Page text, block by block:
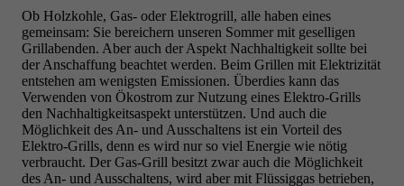
Ob Holzkohle, Gas- oder Elektrogrill, alle haben eines
gemeinsam: Sie bereichern unseren Sommer mit geselligen
Grillabenden. Aber auch der Aspekt Nachhaltigkeit sollte bei
der Anschaffung beachtet werden. Beim Grillen mit Elektrizität
entstehen am wenigsten Emissionen. Überdies kann das
Verwenden von Ökostrom zur Nutzung eines Elektro-Grills
den Nachhaltigkeitsaspekt unterstützen. Und auch die
Möglichkeit des An- und Ausschaltens ist ein Vorteil des
Elektro-Grills, denn es wird nur so viel Energie wie nötig
verbraucht. Der Gas-Grill besitzt zwar auch die Möglichkeit
des An- und Ausschaltens, wird aber mit Flüssiggas betrieben,